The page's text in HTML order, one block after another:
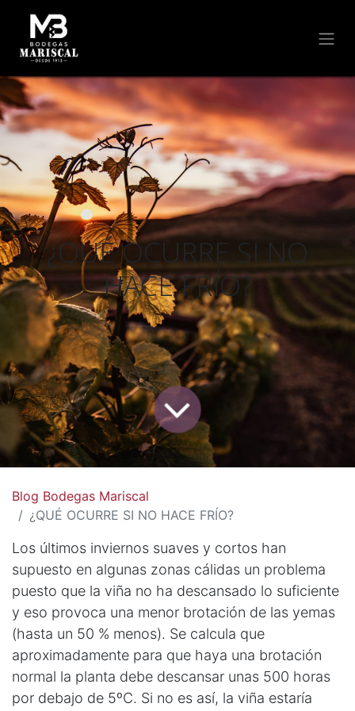
¿QUÉ OCURRE SI NO
HACE FRÍO?
Blog Bodegas Mariscal
¿QUÉ OCURRE SI NO HACE FRÍO?
Los últimos inviernos suaves y cortos han
supuesto en algunas zonas cálidas un problema
puesto que la viña no ha descansado lo suficiente
y eso provoca una menor brotación de las yemas
(hasta un 50 % menos). Se calcula que
aproximadamente para que haya una brotación
normal la planta debe descansar unas 500 horas
por debajo de 5ºC. Si no es así, la viña estaría